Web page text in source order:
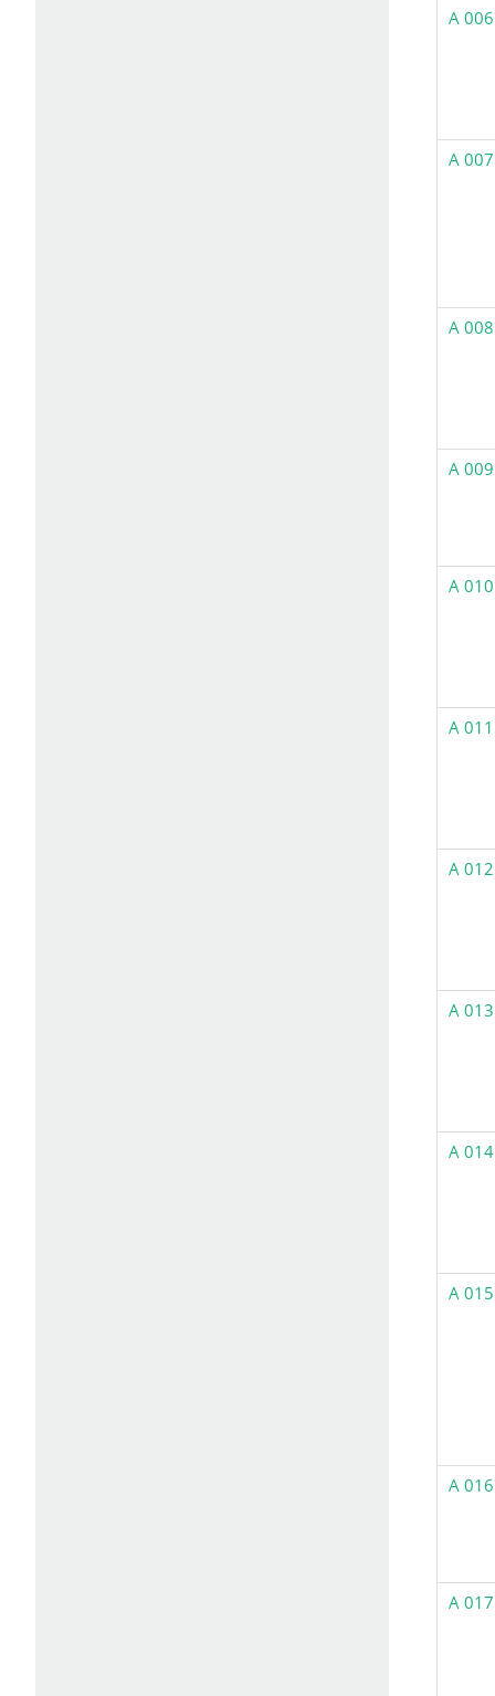
A 006
A 007
A 008
A 009
A 010
A 011
A 012
A 013
A 014
A 015
A 016
A 017